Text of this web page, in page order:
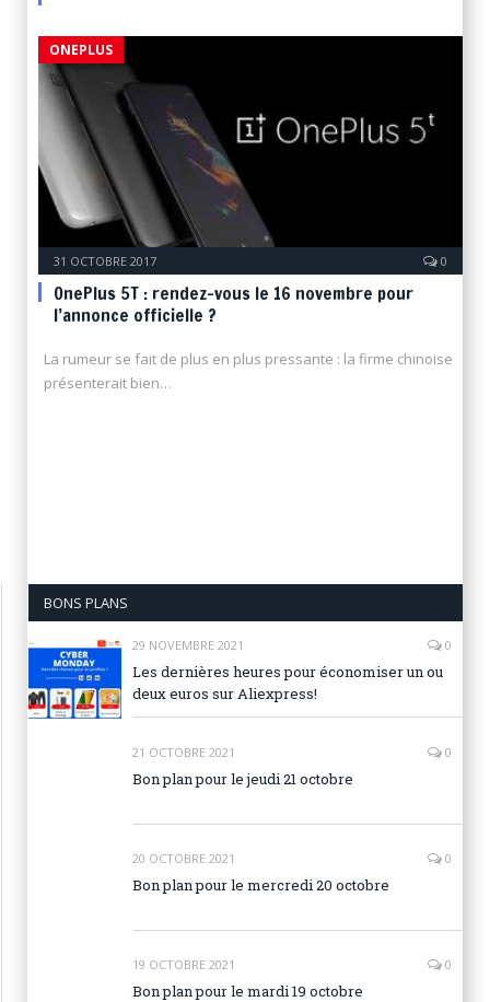
ONEPLUS
31 OCTOBRE 2017 0
OnePlus 5T : rendez-vous le 16 novembre pour
l’annonce officielle ?
La rumeur se fait de plus en plus pressante : la firme chinoise
présenterait bien…
BONS PLANS
29 NOVEMBRE 2021 0
Les dernières heures pour économiser un ou
deux euros sur Aliexpress!
21 OCTOBRE 2021 0
Bon plan pour le jeudi 21 octobre
20 OCTOBRE 2021 0
Bon plan pour le mercredi 20 octobre
19 OCTOBRE 2021 0
Bon plan pour le mardi 19 octobre